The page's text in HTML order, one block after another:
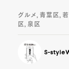
グルメ, 青葉区,
区, 泉区
S-